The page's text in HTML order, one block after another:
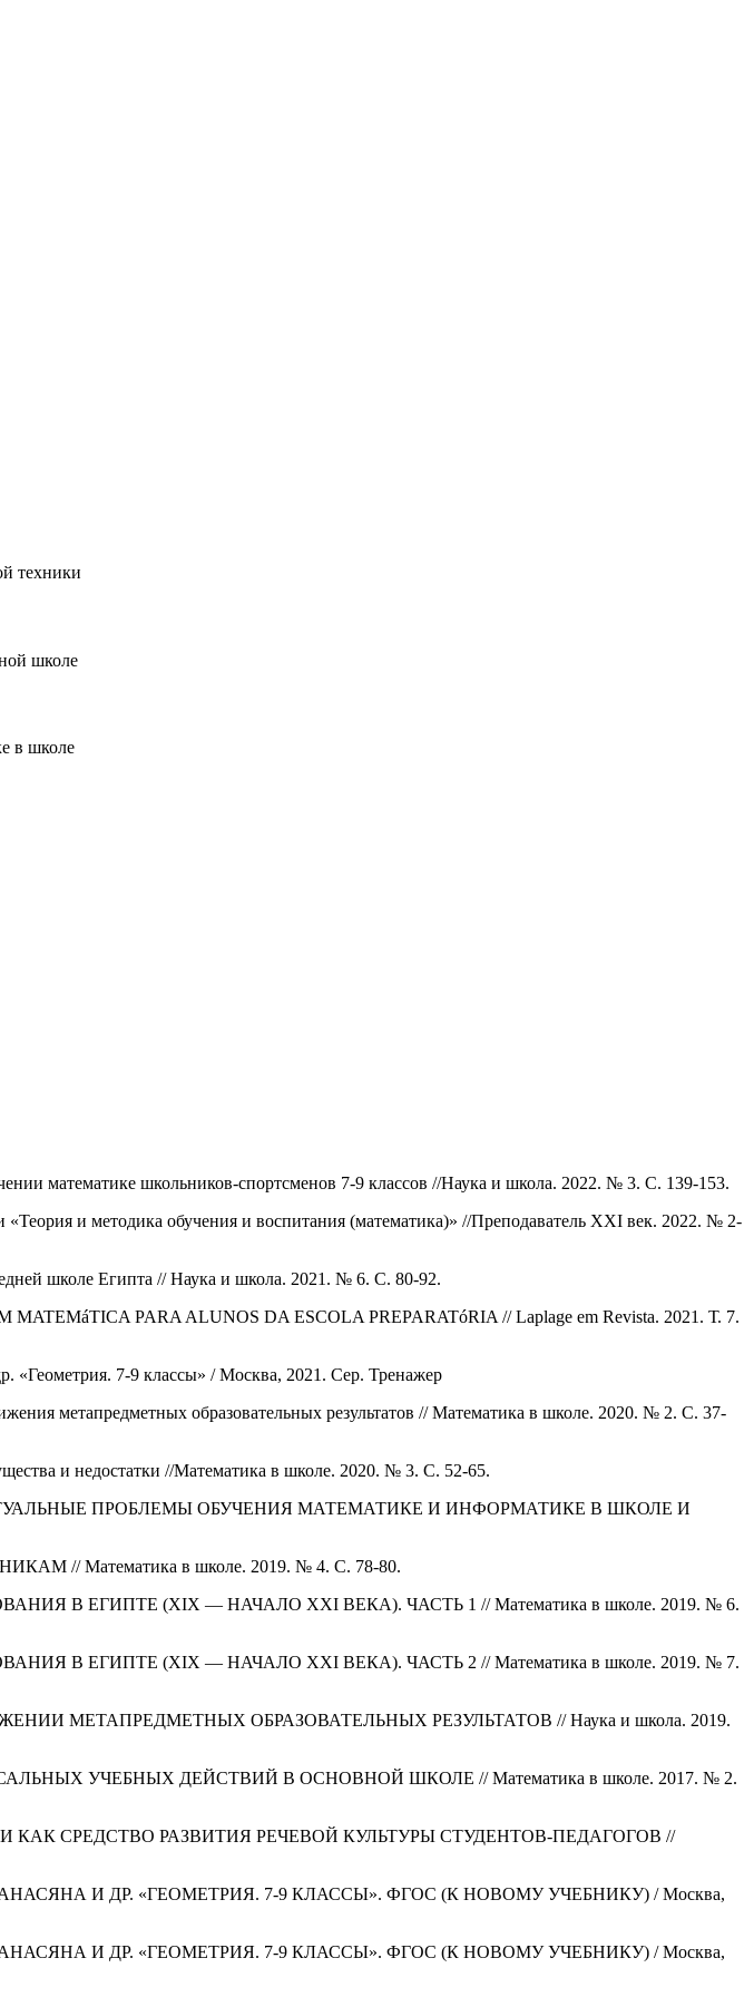
техники
школе
в школе
математике школьников-спортсменов 7-9 классов //Наука и школа. 2022. № 3. С. 139-153.
и методика обучения и воспитания (математика)» //Преподаватель XXI век. 2022. № 2-
школе Египта // Наука и школа. 2021. № 6. С. 80-92.
PARA ALUNOS DA ESCOLA PREPARATóRIA // Laplage em Revista. 2021. Т. 7.
7-9 классы» / Москва, 2021. Сер. Тренажер
метапредметных образовательных результатов // Математика в школе. 2020. № 2. С. 37-
и недостатки //Математика в школе. 2020. № 3. С. 52-65.
ПРОБЛЕМЫ ОБУЧЕНИЯ МАТЕМАТИКЕ И ИНФОРМАТИКЕ В ШКОЛЕ И
Математика в школе. 2019. № 4. С. 78-80.
В ЕГИПТЕ (XIX — НАЧАЛО XXI ВЕКА). ЧАСТЬ 1 // Математика в школе. 2019. № 6.
В ЕГИПТЕ (XIX — НАЧАЛО XXI ВЕКА). ЧАСТЬ 2 // Математика в школе. 2019. № 7.
МЕТАПРЕДМЕТНЫХ ОБРАЗОВАТЕЛЬНЫХ РЕЗУЛЬТАТОВ // Наука и школа. 2019.
УЧЕБНЫХ ДЕЙСТВИЙ В ОСНОВНОЙ ШКОЛЕ // Математика в школе. 2017. № 2.
СРЕДСТВО РАЗВИТИЯ РЕЧЕВОЙ КУЛЬТУРЫ СТУДЕНТОВ-ПЕДАГОГОВ //
И ДР. «ГЕОМЕТРИЯ. 7-9 КЛАССЫ». ФГОС (К НОВОМУ УЧЕБНИКУ) / Москва,
И ДР. «ГЕОМЕТРИЯ. 7-9 КЛАССЫ». ФГОС (К НОВОМУ УЧЕБНИКУ) / Москва,